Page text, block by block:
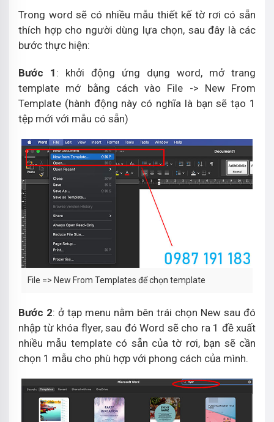
Trong word sẽ có nhiều mẫu thiết kế tờ rơi có sẵn
thích hợp cho người dùng lựa chọn, sau đây là các
bước thực hiện:
Bước 1 : khởi động ứng dụng word, mở trang
template mớ bằng cách vào File -> New From
Template (hành động này có nghĩa là bạn sẽ tạo 1
tệp mới với mẫu có sẵn)
File => New From Templates để chọn template
Bước 2: ở tạp menu nằm bên trái chọn New sau đó
nhập từ khóa flyer, sau đó Word sẽ cho ra 1 đề xuất
nhiều mẫu template có sẵn của tờ rơi, bạn sẽ cần
chọn 1 mẫu cho phù hợp với phong cách của mình.